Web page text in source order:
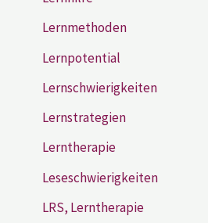
Lernmethoden
Lernpotential
Lernschwierigkeiten
Lernstrategien
Lerntherapie
Leseschwierigkeiten
LRS, Lerntherapie